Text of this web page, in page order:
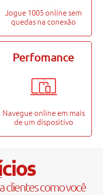
Jogue 1005 online sem
quedas na conexão
Perfomance
Navegue online em mais
de um dispositivo
clientes como você